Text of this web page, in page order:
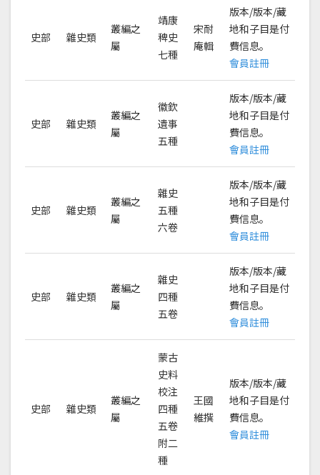
史部 雜史類
叢編之
屬
靖康
稗史
七種
宋耐
庵輯
版本/版本/藏
地和子目是付
費信息。
會員註冊
史部 雜史類
叢編之
屬
徽欽
遺事
五種
版本/版本/藏
地和子目是付
費信息。
會員註冊
史部 雜史類
叢編之
屬
雜史
五種
六卷
版本/版本/藏
地和子目是付
費信息。
會員註冊
史部 雜史類
叢編之
屬
雜史
四種
五卷
版本/版本/藏
地和子目是付
費信息。
會員註冊
史部 雜史類
叢編之
屬
蒙古
史料
校注
四種
五卷
附二
種
王國
維撰
版本/版本/藏
地和子目是付
費信息。
會員註冊